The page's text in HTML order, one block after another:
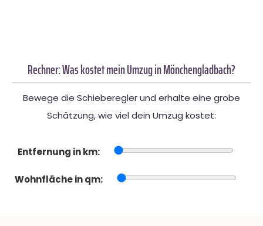
Rechner: Was kostet mein Umzug in Mönchengladbach?
Bewege die Schieberegler und erhalte eine grobe
Schätzung, wie viel dein Umzug kostet:
Entfernung in km:
Wohnfläche in qm: